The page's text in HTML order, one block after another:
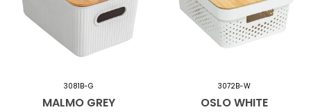
3081B-G
MALMO GREY
3072B-W
OSLO WHITE